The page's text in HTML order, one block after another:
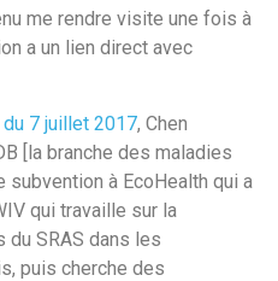
me rendre visite une fois à
a un lien direct avec
7 juillet 2017, Chen
[la branche des maladies
à EcoHealth qui a
qui travaille sur la
SRAS dans les
puis cherche des